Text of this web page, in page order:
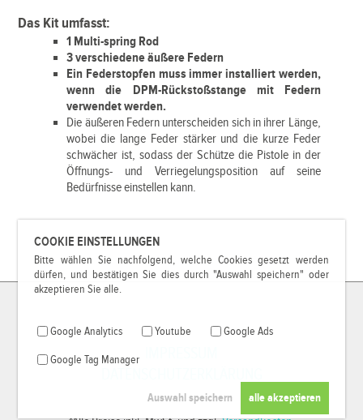
COOKIE EINSTELLUNGEN
Bitte wählen Sie nachfolgend, welche Cookies gesetzt werden
dürfen, und bestätigen Sie dies durch "Auswahl speichern" oder
akzeptieren Sie alle.
Google Analytics Youtube Google Ads
Google Tag Manager
Das Kit umfasst:
1 Multi-spring Rod
3 verschiedene äußere Federn
Ein Federstopfen muss immer installiert werden,
wenn die DPM-Rückstoßstange mit Federn
verwendet werden.
Die äußeren Federn unterscheiden sich in ihrer Länge,
wobei die lange Feder stärker und die kurze Feder
schwächer ist, sodass der Schütze die Pistole in der
Öffnungs- und Verriegelungsposition auf seine
Bedürfnisse einstellen kann.